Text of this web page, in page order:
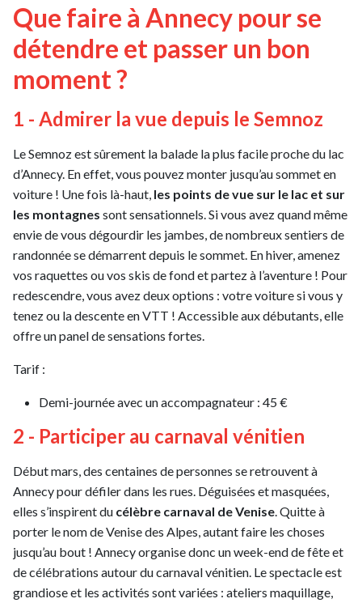
Que faire à Annecy pour se
détendre et passer un bon
moment ?
1 - Admirer la vue depuis le Semnoz
Le Semnoz est sûrement la balade la plus facile proche du lac
d’Annecy. En effet, vous pouvez monter jusqu’au sommet en
voiture ! Une fois là-haut, les points de vue sur le lac et sur
les montagnes sont sensationnels. Si vous avez quand même
envie de vous dégourdir les jambes, de nombreux sentiers de
randonnée se démarrent depuis le sommet. En hiver, amenez
vos raquettes ou vos skis de fond et partez à l’aventure ! Pour
redescendre, vous avez deux options : votre voiture si vous y
tenez ou la descente en VTT ! Accessible aux débutants, elle
offre un panel de sensations fortes.
Tarif :
Demi-journée avec un accompagnateur : 45 €
2 - Participer au carnaval vénitien
Début mars, des centaines de personnes se retrouvent à
Annecy pour défiler dans les rues. Déguisées et masquées,
elles s’inspirent du célèbre carnaval de Venise . Quitte à
porter le nom de Venise des Alpes, autant faire les choses
jusqu’au bout ! Annecy organise donc un week-end de fête et
de célébrations autour du carnaval vénitien. Le spectacle est
grandiose et les activités sont variées : ateliers maquillage,